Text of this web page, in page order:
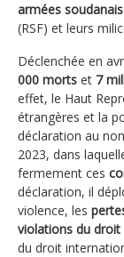
armées
(RSF) et leurs
Déclenchée en
000 morts et 7
effet, le Haut
étrangères et la
déclaration au
2023, dans
fermement ces
déclaration, il
violence, les
violations du
du droit